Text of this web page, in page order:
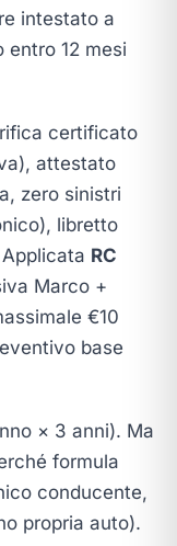
intestato a
entro 12 mesi
certificato
attestato
zero sinistri
libretto
RC
Marco +
€10
base
× 3 anni). Ma
formula
conducente,
propria auto).